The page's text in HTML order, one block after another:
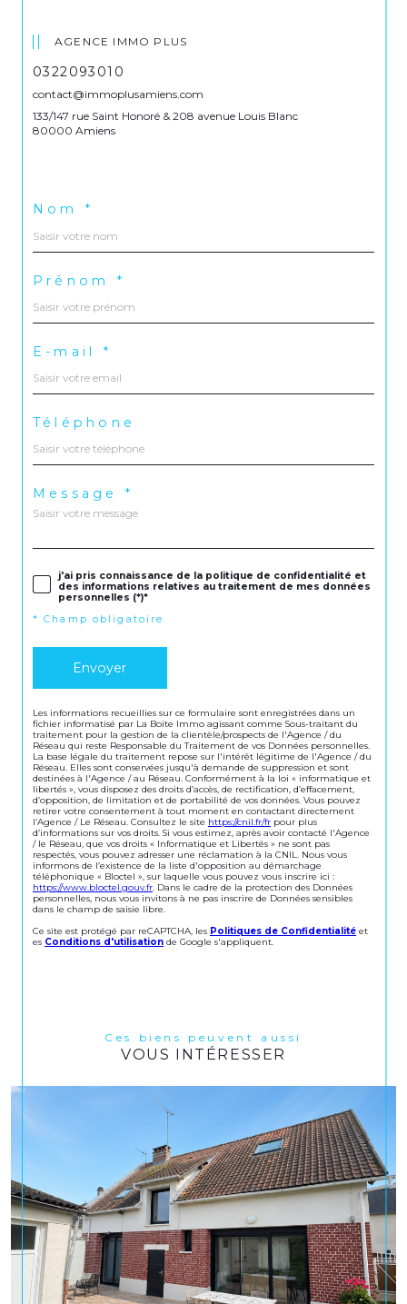
AGENCE IMMO PLUS
0322093010
contact@immoplusamiens.com
133/147 rue Saint Honoré & 208 avenue Louis Blanc
80000 Amiens
Nom *
Prénom *
E-mail *
Téléphone
Message *
j'ai pris connaissance de la politique de confidentialité et
des informations relatives au traitement de mes données
personnelles (*)*
* Champ obligatoire
Envoyer
Les informations recueillies sur ce formulaire sont enregistrées dans un
fichier informatisé par La Boite Immo agissant comme Sous-traitant du
traitement pour la gestion de la clientèle/prospects de l'Agence / du
Réseau qui reste Responsable du Traitement de vos Données personnelles.
La base légale du traitement repose sur l'intérêt légitime de l'Agence / du
Réseau. Elles sont conservées jusqu'à demande de suppression et sont
destinées à l'Agence / au Réseau. Conformément à la loi « informatique et
libertés », vous disposez des droits d’accès, de rectification, d’effacement,
d’opposition, de limitation et de portabilité de vos données. Vous pouvez
retirer votre consentement à tout moment en contactant directement
l’Agence / Le Réseau. Consultez le site https://cnil.fr/fr pour plus
d’informations sur vos droits. Si vous estimez, après avoir contacté l'Agence
/ le Réseau, que vos droits « Informatique et Libertés » ne sont pas
respectés, vous pouvez adresser une réclamation à la CNIL. Nous vous
informons de l’existence de la liste d'opposition au démarchage
téléphonique « Bloctel », sur laquelle vous pouvez vous inscrire ici :
https://www.bloctel.gouv.fr . Dans le cadre de la protection des Données
personnelles, nous vous invitons à ne pas inscrire de Données sensibles
dans le champ de saisie libre.
Ce site est protégé par reCAPTCHA, les Politiques de Confidentialité et
es Conditions d'utilisation de Google s'appliquent.
Ces biens peuvent aussi
VOUS INTÉRESSER